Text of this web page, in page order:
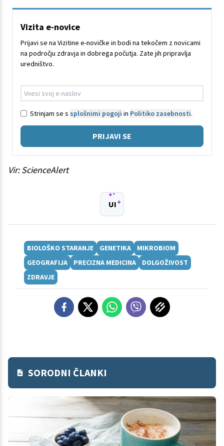
Vizita e-novice
Prijavi se na Vizitine e-novičke in bodi na tekočem z novicami
na področju zdravja in dobrega počutja. Zate jih pripravlja
uredništvo.
Strinjam se s splošnimi pogoji in Politiko zasebnosti.
PRIJAVI SE
Vir: ScienceAlert
UI
BIOLOŠKO STARANJE GENETIKA
MIKROBIOM
GEOGRAFIJA
PRECIZNA MEDICINA
DOLGOŽIVOST
ZDRAVJE
SORODNI ČLANKI